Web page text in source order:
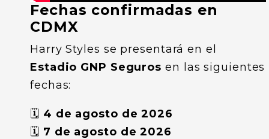
Fechas confirmadas en
CDMX
Harry Styles se presentará en el
Estadio GNP Seguros en las siguientes
fechas:
🗓️ 4 de agosto de 2026
🗓️ 7 de agosto de 2026